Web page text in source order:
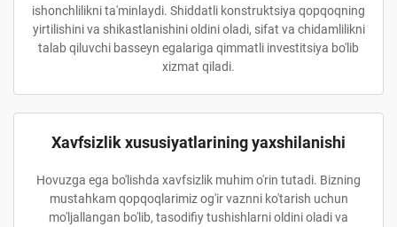
ishonchlilikni ta'minlaydi. Shiddatli konstruktsiya qopqoqning
yirtilishini va shikastlanishini oldini oladi, sifat va chidamlilikni
talab qiluvchi basseyn egalariga qimmatli investitsiya bo'lib
xizmat qiladi.
Xavfsizlik xususiyatlarining yaxshilanishi
Hovuzga ega bo'lishda xavfsizlik muhim o'rin tutadi. Bizning
mustahkam qopqoqlarimiz og'ir vaznni ko'tarish uchun
mo'ljallangan bo'lib, tasodifiy tushishlarni oldini oladi va